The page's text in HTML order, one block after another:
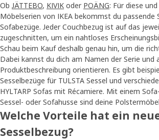
Ob JÄTTEBO, KIVIK oder POÄNG: Für diese
Möbelserien von IKEA bekommst du passende
Sofabezüge. Jeder Couchbezug ist auf das
zugeschnitten, um ein nahtloses
Schau beim Kauf deshalb genau hin, um die
Dabei kannst du dich am Namen der Serie und
Produktbeschreibung orientieren. Es gibt
Sesselbezüge für TULSTA Sessel und
HYLTARP Sofas mit Récamiere. Mit einem
Sessel- oder Sofahusse sind deine
Welche Vorteile hat ein
Sesselbezug?